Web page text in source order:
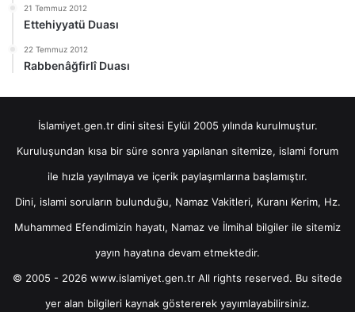
21 Temmuz 2012
Ettehiyyatü Duası
22 Temmuz 2012
Rabbenâğfirlî Duası
İslamiyet.gen.tr dini sitesi Eylül 2005 yılında kurulmuştur.
Kuruluşundan kısa bir süre sonra yapılanan sitemize, islami forum
ile hızla yayılmaya ve içerik paylaşımlarına başlamıştır.
Dini, islami soruların bulunduğu, Namaz Vakitleri, Kuranı Kerim, Hz.
Muhammed Efendimizin hayatı, Namaz ve İlmihal bilgiler ile sitemiz
yayın hayatına devam etmektedir.
© 2005 - 2026 www.islamiyet.gen.tr All rights reserved. Bu sitede
yer alan bilgileri kaynak göstererek yayımlayabilirsiniz.